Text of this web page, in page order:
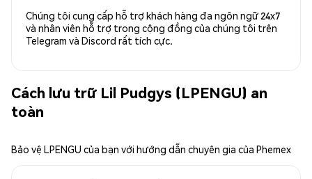
Chúng tôi cung cấp hỗ trợ khách hàng đa ngôn ngữ 24x7
và nhân viên hỗ trợ trong cộng đồng của chúng tôi trên
Telegram và Discord rất tích cực.
Cách lưu trữ Lil Pudgys (LPENGU) an
toàn
Bảo vệ LPENGU của bạn với hướng dẫn chuyên gia của Phemex